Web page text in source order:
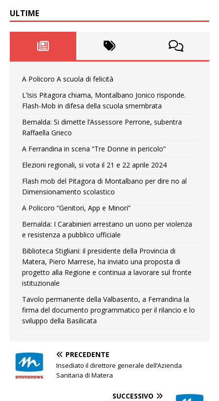
ULTIME
A Policoro A scuola di felicità
L’Isis Pitagora chiama, Montalbano Jonico risponde.
Flash-Mob in difesa della scuola smembrata
Bernalda: Si dimette l’Assessore Perrone, subentra
Raffaella Grieco
A Ferrandina in scena “Tre Donne in pericolo”
Elezioni regionali, si vota il 21 e 22 aprile 2024
Flash mob del Pitagora di Montalbano per dire no al
Dimensionamento scolastico
A Policoro “Genitori, App e Minori”
Bernalda: I Carabinieri arrestano un uono per violenza
e resistenza a pubblico ufficiale
Biblioteca Stigliani: il presidente della Provincia di
Matera, Piero Marrese, ha inviato una proposta di
progetto alla Regione e continua a lavorare sul fronte
istituzionale
Tavolo permanente della Valbasento, a Ferrandina la
firma del documento programmatico per il rilancio e lo
sviluppo della Basilicata
PRECEDENTE
Insediato il direttore generale dell’Azienda
Sanitaria di Matera
SUCCESSIVO